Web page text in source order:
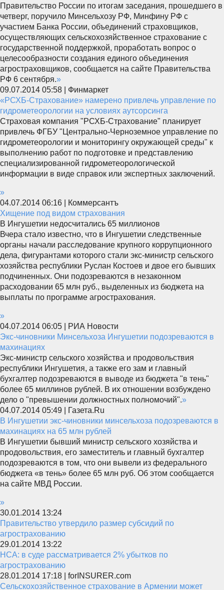
Правительство России по итогам заседания, прошедшего в
четверг, поручило Минсельхозу РФ, Минфину РФ с
участием Банка России, объединений страховщиков,
осуществляющих сельскохозяйственное страхование с
государственной поддержкой, проработать вопрос о
целесообразности создания единого объединения
агростраховщиков, сообщается на сайте Правительства
РФ 6 сентября.»
09.07.2014 05:58 | Финмаркет
«РСХБ-Страхование» намерено привлечь управление по
гидрометеорологии на условиях аутсорсинга
Страховая компания "РСХБ-Страхование" планирует
привлечь ФГБУ "Центрально-Черноземное управление по
гидрометеорологии и мониторингу окружающей среды" к
выполнению работ по подготовке и представлению
специализированной гидрометеорологической
информации в виде справок или экспертных заключений.
»
04.07.2014 06:16 | Коммерсантъ
Хищение под видом страхования
В Ингушетии недосчитались 65 миллионов
Вчера стало известно, что в Ингушетии следственные
органы начали расследование крупного коррупционного
дела, фигурантами которого стали экс-министр сельского
хозяйства республики Руслан Костоев и двое его бывших
подчиненных. Они подозреваются в незаконном
расходовании 65 млн руб., выделенных из бюджета на
выплаты по программе агрострахования.
»
04.07.2014 06:05 | РИА Новости
Экс-чиновники Минсельхоза Ингушетии подозреваются в
махинациях
Экс-министр сельского хозяйства и продовольствия
республики Ингушетия, а также его зам и главный
бухгалтер подозреваются в выводе из бюджета "в тень"
более 65 миллинов рублей. В их отношении возбуждено
дело о "превышении должностных полномочий".»
04.07.2014 05:49 | Газета.Ru
В Ингушетии экс-чиновники минсельхоза подозреваются в
махинациях на 65 млн рублей
В Ингушетии бывший министр сельского хозяйства и
продовольствия, его заместитель и главный бухгалтер
подозреваются в том, что они вывели из федерального
бюджета «в тень» более 65 млн руб. Об этом сообщается
на сайте МВД России.
»
30.01.2014 13:24
Правительство утвердило размер субсидий по
агрострахованию
29.01.2014 13:22
НСА: в суде рассматривается 2% убытков по
агрострахованию
28.01.2014 17:18 | forINSURER.com
Сельскохозяйственное страхование в Армении может